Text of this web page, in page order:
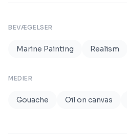
BEVÆGELSER
Marine Painting Realism
MEDIER
Gouache Oil on canvas